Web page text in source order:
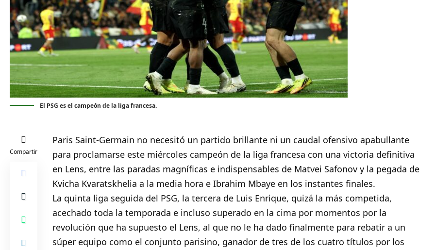
El PSG es el campeón de la liga francesa.
Compartir
Paris Saint-Germain no necesitó un partido brillante ni un caudal ofensivo apabullante
para proclamarse este miércoles campeón de la liga francesa con una victoria definitiva
en Lens, entre las paradas magníficas e indispensables de Matvei Safonov y la pegada de
Kvicha Kvaratskhelia a la media hora e Ibrahim Mbaye en los instantes finales.
La quinta liga seguida del PSG, la tercera de Luis Enrique, quizá la más competida,
acechado toda la temporada e incluso superado en la cima por momentos por la
revolución que ha supuesto el Lens, al que no le ha dado finalmente para rebatir a un
súper equipo como el conjunto parisino, ganador de tres de los cuatro títulos por los